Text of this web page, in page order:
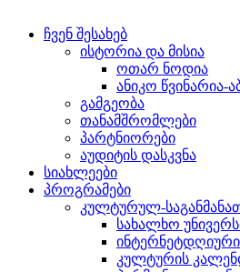
ჩვენ შესახებ
ისტორია და მისია
ოთარ ნოდია
ანიკო წვინარია-
გამგეობა
თანამშრომლები
პარტნიორები
აუდიტის დასკვნა
სიახლეები
პროგრამები
კულტურულ-
სახალხო
ინტერნეტდღიური
კულტურის